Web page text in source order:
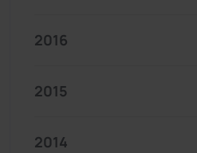
2016
2015
2014